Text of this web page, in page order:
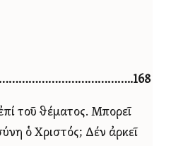
τοῦ θέματος. Μπορεῖ
ὁ Χριστός; Δέν ἀρκεῖ